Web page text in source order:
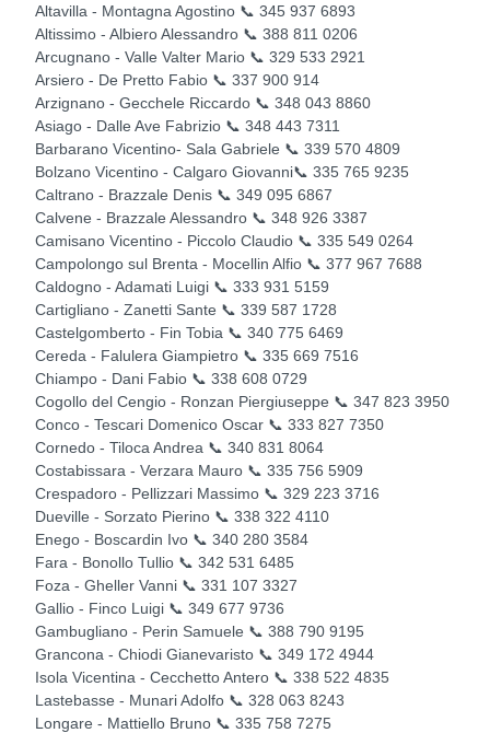
Altavilla - Montagna Agostino 📞 345 937 6893
Altissimo - Albiero Alessandro 📞 388 811 0206
Arcugnano - Valle Valter Mario 📞 329 533 2921
Arsiero - De Pretto Fabio 📞 337 900 914
Arzignano - Gecchele Riccardo 📞 348 043 8860
Asiago - Dalle Ave Fabrizio 📞 348 443 7311
Barbarano Vicentino- Sala Gabriele 📞 339 570 4809
Bolzano Vicentino - Calgaro Giovanni📞 335 765 9235
Caltrano - Brazzale Denis 📞 349 095 6867
Calvene - Brazzale Alessandro 📞 348 926 3387
Camisano Vicentino - Piccolo Claudio 📞 335 549 0264
Campolongo sul Brenta - Mocellin Alfio 📞 377 967 7688
Caldogno - Adamati Luigi 📞 333 931 5159
Cartigliano - Zanetti Sante 📞 339 587 1728
Castelgomberto - Fin Tobia 📞 340 775 6469
Cereda - Falulera Giampietro 📞 335 669 7516
Chiampo - Dani Fabio 📞 338 608 0729
Cogollo del Cengio - Ronzan Piergiuseppe 📞 347 823 3950
Conco - Tescari Domenico Oscar 📞 333 827 7350
Cornedo - Tiloca Andrea 📞 340 831 8064
Costabissara - Verzara Mauro 📞 335 756 5909
Crespadoro - Pellizzari Massimo 📞 329 223 3716
Dueville - Sorzato Pierino 📞 338 322 4110
Enego - Boscardin Ivo 📞 340 280 3584
Fara - Bonollo Tullio 📞 342 531 6485
Foza - Gheller Vanni 📞 331 107 3327
Gallio - Finco Luigi 📞 349 677 9736
Gambugliano - Perin Samuele 📞 388 790 9195
Grancona - Chiodi Gianevaristo 📞 349 172 4944
Isola Vicentina - Cecchetto Antero 📞 338 522 4835
Lastebasse - Munari Adolfo 📞 328 063 8243
Longare - Mattiello Bruno 📞 335 758 7275